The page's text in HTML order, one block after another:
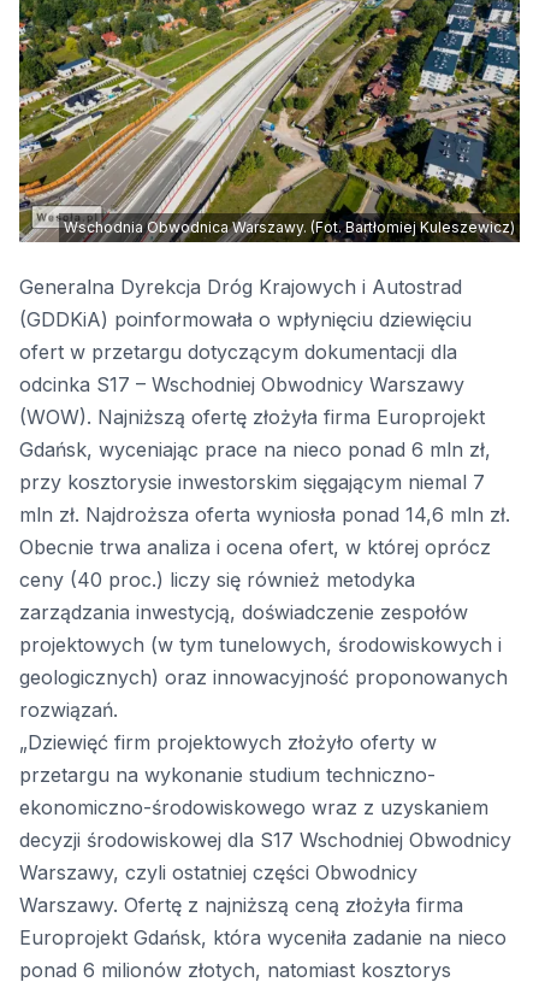
Wschodnia Obwodnica Warszawy. (Fot. Bartłomiej Kuleszewicz)
Generalna Dyrekcja Dróg Krajowych i Autostrad
(GDDKiA) poinformowała o wpłynięciu dziewięciu
ofert w przetargu dotyczącym dokumentacji dla
odcinka S17 – Wschodniej Obwodnicy Warszawy
(WOW). Najniższą ofertę złożyła firma Europrojekt
Gdańsk, wyceniając prace na nieco ponad 6 mln zł,
przy kosztorysie inwestorskim sięgającym niemal 7
mln zł. Najdroższa oferta wyniosła ponad 14,6 mln zł.
Obecnie trwa analiza i ocena ofert, w której oprócz
ceny (40 proc.) liczy się również metodyka
zarządzania inwestycją, doświadczenie zespołów
projektowych (w tym tunelowych, środowiskowych i
geologicznych) oraz innowacyjność proponowanych
rozwiązań.
„Dziewięć firm projektowych złożyło oferty w
przetargu na wykonanie studium techniczno-
ekonomiczno-środowiskowego wraz z uzyskaniem
decyzji środowiskowej dla S17 Wschodniej Obwodnicy
Warszawy, czyli ostatniej części Obwodnicy
Warszawy. Ofertę z najniższą ceną złożyła firma
Europrojekt Gdańsk, która wyceniła zadanie na nieco
ponad 6 milionów złotych, natomiast kosztorys